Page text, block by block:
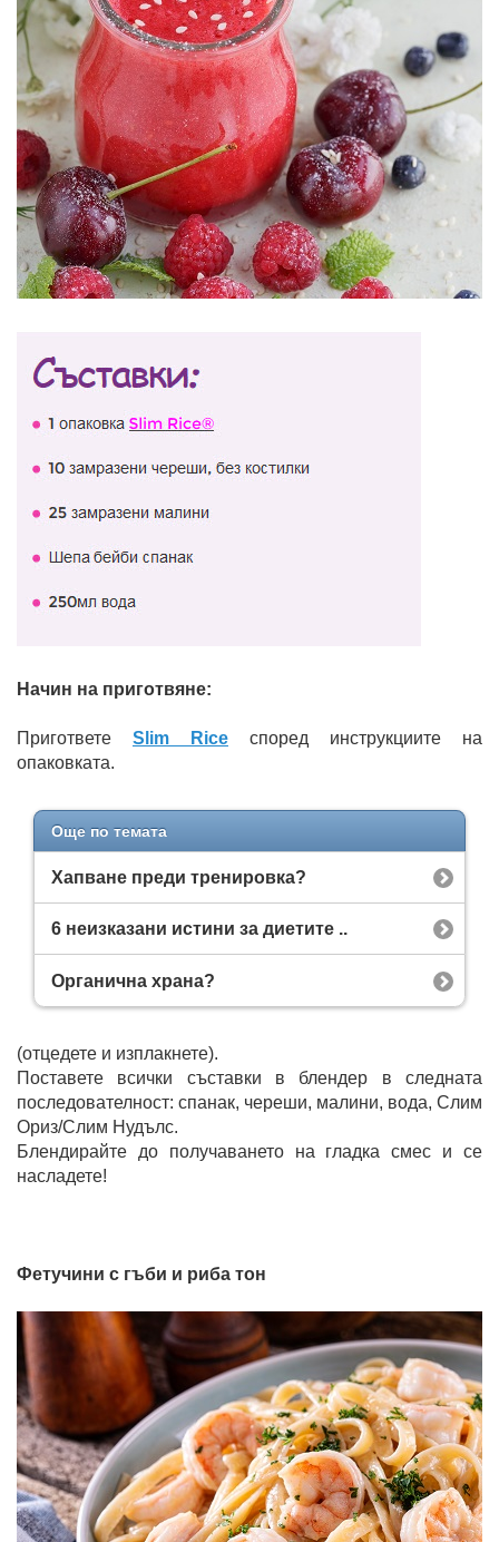
Начин на приготвяне:
Пригответе Slim Rice според инструкциите на
опаковката.
Още по темата
Хапване преди тренировка?
6 неизказани истини за диетите ..
Органична храна?
(отцедете и изплакнете).
Поставете всички съставки в блендер в следната
последователност: спанак, череши, малини, вода, Слим
Ориз/Слим Нудълс.
Блендирайте до получаването на гладка смес и се
насладете!
Фетучини с гъби и риба тон